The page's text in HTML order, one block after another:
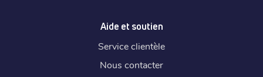
Aide et soutien
Service clientèle
Nous contacter